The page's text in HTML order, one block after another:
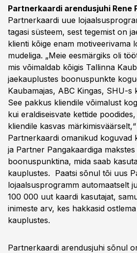
Partnerkaardi arendusjuhi Rene
Partnerkaardi uue
tagasi süsteem, sest tegemist on
klienti kõige enam motiveerivama
mudeliga. „Meie eesmärgiks oli
mis võimaldab kõigis Tallinna
jaekauplustes boonuspunkte
Kaubamajas, ABC Kingas, SHU-s
See pakkus kliendile võimalust
kui eraldiseisvate kettide
kliendile kasvas
Partnerkaardi omanikud koguvad
ja Partner Pangakaardiga makstes
boonuspunktina, mida saab
kauplustes. Paatsi sõnul tõi uus
lojaalsusprogramm automaatselt
100 000 uut kaardi kasutajat,
inimeste arv, kes hakkasid
kauplustes.
Partnerkaardi arendusjuhi sõnul